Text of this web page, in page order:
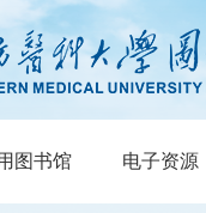
图书馆 电子资源